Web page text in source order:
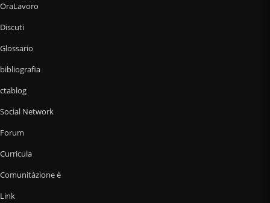
OraLavoro
Discuti
Glossario
bibliografia
ctablog
Social Network
Forum
Curricula
Comunitàzione è
Link